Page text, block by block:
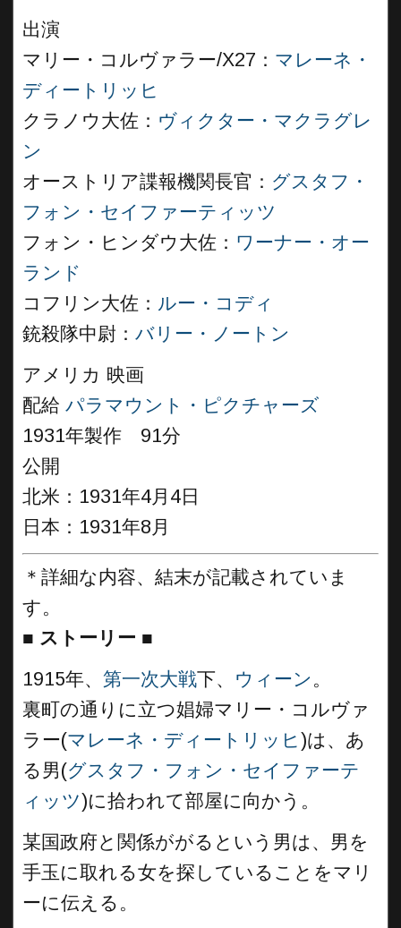
出演
マリー・コルヴァラー/X27： マレーネ・
ディートリッヒ
クラノウ大佐： ヴィクター・マクラグレ
ン
オーストリア諜報機関長官： グスタフ・
フォン・セイファーティッツ
フォン・ヒンダウ大佐： ワーナー・オー
ランド
コフリン大佐： ルー・コディ
銃殺隊中尉： バリー・ノートン
アメリカ 映画
配給 パラマウント・ピクチャーズ
1931年製作 91分
公開
北米：1931年4月4日
日本：1931年8月
＊詳細な内容、結末が記載されていま
す。
■ ストーリー ■
1915年、 第一次大戦下、 ウィーン 。
裏町の通りに立つ娼婦マリー・コルヴァ
ラー(マレーネ・ディートリッヒ )は、あ
る男(グスタフ・フォン・セイファーテ
ィッツ)に拾われて部屋に向かう。
某国政府と関係ががるという男は、男を
手玉に取れる女を探していることをマリ
ーに伝える。